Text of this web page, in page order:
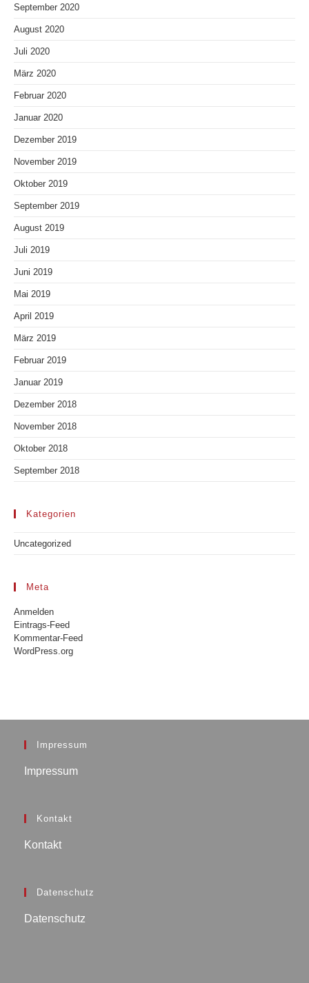
September 2020
August 2020
Juli 2020
März 2020
Februar 2020
Januar 2020
Dezember 2019
November 2019
Oktober 2019
September 2019
August 2019
Juli 2019
Juni 2019
Mai 2019
April 2019
März 2019
Februar 2019
Januar 2019
Dezember 2018
November 2018
Oktober 2018
September 2018
Kategorien
Uncategorized
Meta
Anmelden
Eintrags-Feed
Kommentar-Feed
WordPress.org
Impressum
Impressum
Kontakt
Kontakt
Datenschutz
Datenschutz